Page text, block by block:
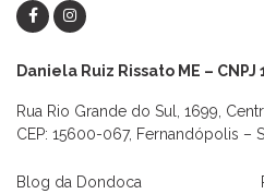
Daniela Ruiz Rissato ME –
Rua Rio Grande do Sul, 1699,
CEP: 15600-067, Fernandópolis –
Blog da Dondoca